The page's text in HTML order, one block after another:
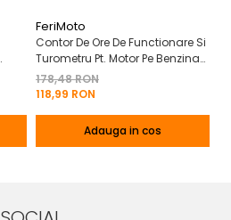
FeriMoto
Contor De Ore De Functionare Si
Turometru Pt. Motor Pe Benzina
2T | 4T Cu Capac De Baterie
178,48 RON
118,99 RON
Adauga in cos